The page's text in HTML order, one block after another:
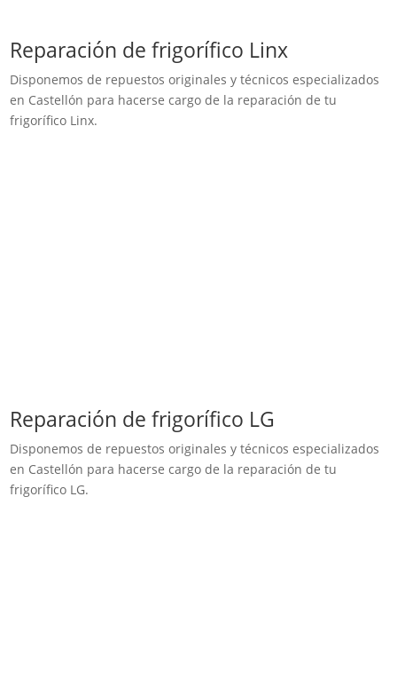
Reparación de frigorífico Linx
Disponemos de repuestos originales y técnicos especializados
en Castellón para hacerse cargo de la reparación de tu
frigorífico Linx.
Reparación de frigorífico LG
Disponemos de repuestos originales y técnicos especializados
en Castellón para hacerse cargo de la reparación de tu
frigorífico LG.